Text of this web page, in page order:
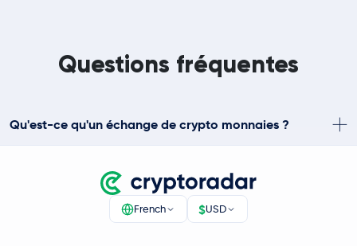
Questions fréquentes
Qu'est-ce qu'un échange de crypto monnaies ?
French $USD